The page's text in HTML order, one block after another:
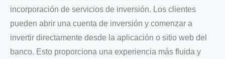
incorporación de servicios de inversión. Los clientes
pueden abrir una cuenta de inversión y comenzar a
invertir directamente desde la aplicación o sitio web del
banco. Esto proporciona una experiencia más fluida y